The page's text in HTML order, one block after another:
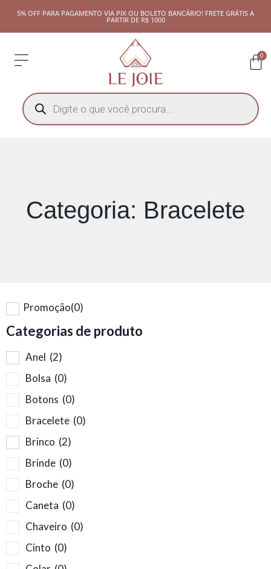
5% OFF PARA PAGAMENTO VIA PIX OU BOLETO BANCÁRIO! FRETE GRÁTIS A
PARTIR DE R$ 1000
0
Categoria: Bracelete
Promoção(0)
Categorias de produto
Anel (2)
Bolsa (0)
Botons (0)
Bracelete (0)
Brinco (2)
Brinde (0)
Broche (0)
Caneta (0)
Chaveiro (0)
Cinto (0)